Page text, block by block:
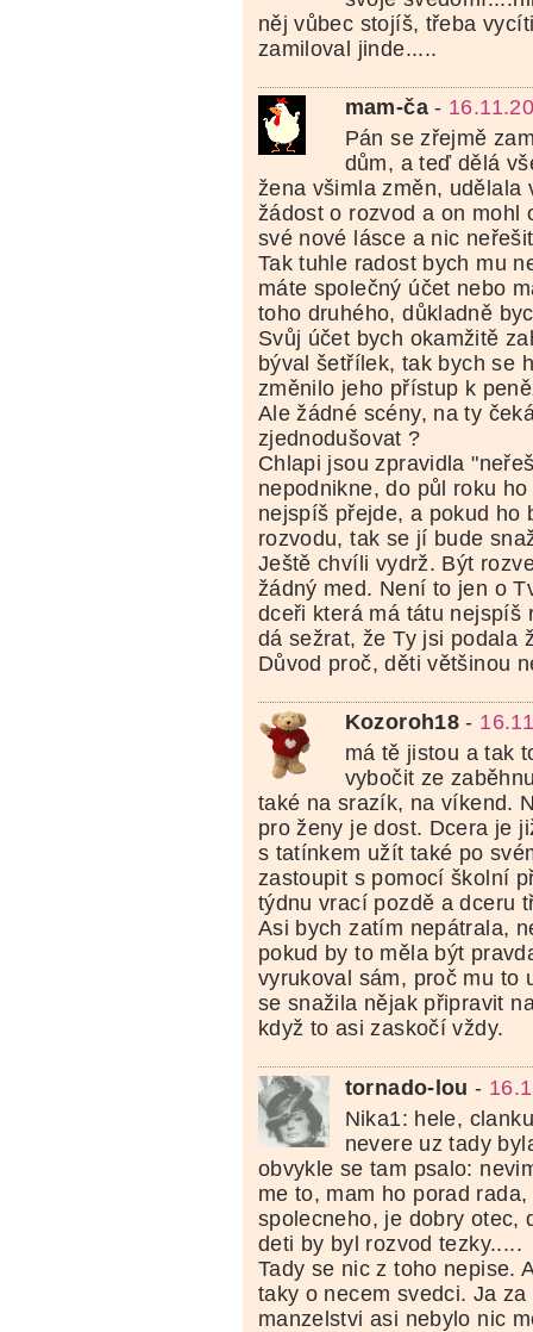
něj vůbec stojíš, třeba
zamiloval jinde.....
mam-ča-
Pán se zřejmě
dům, a teď dělá
žena všimla změn, udělala
žádost o rozvod a on mohl
své nové lásce a nic
Tak tuhle radost bych mu
máte společný účet nebo
toho druhého, důkladně
Svůj účet bych okamžitě
býval šetřílek, tak bych se
změnilo jeho přístup k
Ale žádné scény, na ty
zjednodušovat ?
Chlapi jsou zpravidla
nepodnikne, do půl roku
nejspíš přejde, a pokud ho
rozvodu, tak se jí bude
Ještě chvíli vydrž. Být
žádný med. Není to jen o
dceři která má tátu nejspíš
dá sežrat, že Ty jsi podala
Důvod proč, děti většinou
Kozoroh18 -
má tě jistou a tak
vybočit ze
také na srazík, na víkend.
pro ženy je dost. Dcera je
s tatínkem užít také po
zastoupit s pomocí školní
týdnu vrací pozdě a dceru
Asi bych zatím nepátrala,
pokud by to měla být
vyrukoval sám, proč mu to
se snažila nějak připravit
když to asi zaskočí vždy.
tornado-lou -
Nika1: hele,
nevere uz tady
obvykle se tam psalo:
me to, mam ho porad
spolecneho, je dobry otec,
deti by byl rozvod tezky.....
Tady se nic z toho nepise.
taky o necem svedci. Ja
manzelstvi asi nebylo nic